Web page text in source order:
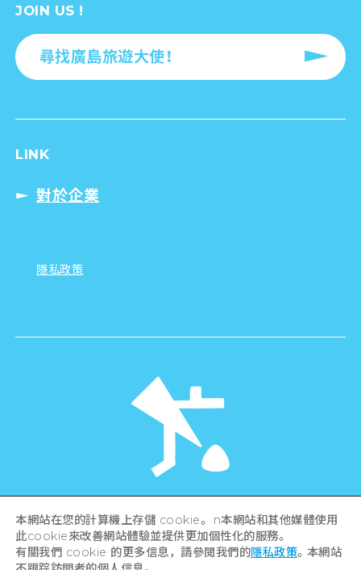
JOIN US !
尋找廣島旅遊大使！
LINK
對於企業
隱私政策
Hiroshima Prefecture / Hiroshima City .
All rights reserved
本網站在您的計算機上存儲 cookie。 n本網站和其他媒體使用
此cookie來改善網站體驗並提供更加個性化的服務。
有關我們 cookie 的更多信息，請參閱我們的隱私政策。本網站